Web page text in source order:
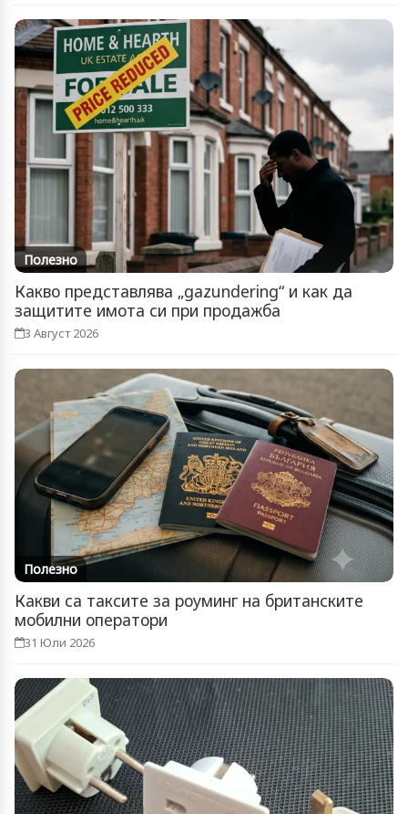
Полезно
Какво представлява „gazundering“ и как да
защитите имота си при продажба
3 Август 2026
Полезно
Какви са таксите за роуминг на британските
мобилни оператори
31 Юли 2026